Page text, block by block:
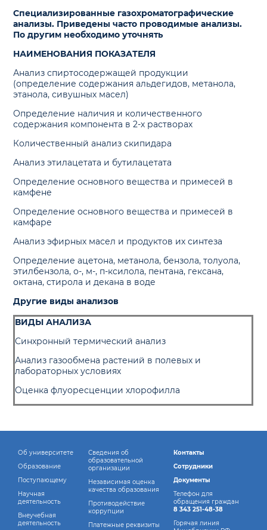
Специализированные газохроматографические
анализы. Приведены часто проводимые анализы.
По другим необходимо уточнять
НАИМЕНОВАНИЯ ПОКАЗАТЕЛЯ
Анализ спиртосодержащей продукции
(определение содержания альдегидов, метанола,
этанола, сивушных масел)
Определение наличия и количественного
содержания компонента в 2-х растворах
Количественный анализ скипидара
Анализ этилацетата и бутилацетата
Определение основного вещества и примесей в
камфене
Определение основного вещества и примесей в
камфаре
Анализ эфирных масел и продуктов их синтеза
Определение ацетона, метанола, бензола, толуола,
этилбензола, о-, м-, п-ксилола, пентана, гексана,
октана, стирола и декана в воде
Другие виды анализов
ВИДЫ АНАЛИЗА
Синхронный термический анализ
Анализ газообмена растений в полевых и
лабораторных условиях
Оценка флуоресценции хлорофилла
Об университете
Образование
Поступающему
Научная
деятельность
Внеучебная
деятельность
Сведения об
образовательной
организации
Независимая оценка
качества образования
Противодействие
коррупции
Платежные реквизиты
Контакты
Сотрудники
Документы
Телефон для
обращения граждан
8 343 251-48-38
Горячая линия